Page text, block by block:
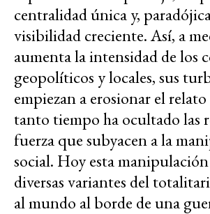
centralidad única y,
visibilidad creciente. Así, a
aumenta la intensidad de los
geopolíticos y locales, sus
empiezan a erosionar el
tanto tiempo ha ocultado las
fuerza que subyacen a la
social. Hoy esta
diversas variantes del
al mundo al borde de una